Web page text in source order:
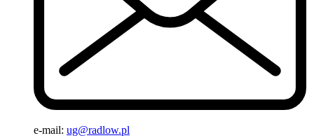
e-mail: ug@radlow.pl